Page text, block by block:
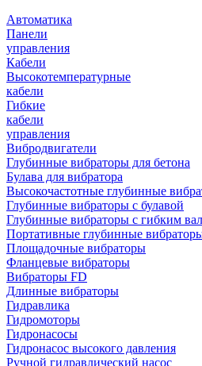
Автоматика
Панели
управления
Кабели
Высокотемпературные
кабели
Гибкие
кабели
управления
Вибродвигатели
Глубинные вибраторы для бетона
Булава для вибратора
Высокочастотные глубинные
Глубинные вибраторы с булавой
Глубинные вибраторы с гибким
Портативные глубинные
Площадочные вибраторы
Фланцевые вибраторы
Вибраторы FD
Длинные вибраторы
Гидравлика
Гидромоторы
Гидронасосы
Гидронасос высокого давления
Ручной гидравлический насос